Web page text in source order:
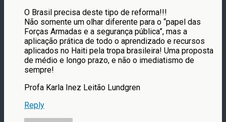
O Brasil precisa deste tipo de reforma!!!
Não somente um olhar diferente para o “papel das
Forças Armadas e a segurança pública”, mas a
aplicação prática de todo o aprendizado e recursos
aplicados no Haiti pela tropa brasileira! Uma proposta
de médio e longo prazo, e não o imediatismo de
sempre!
Profa Karla Inez Leitão Lundgren
Reply